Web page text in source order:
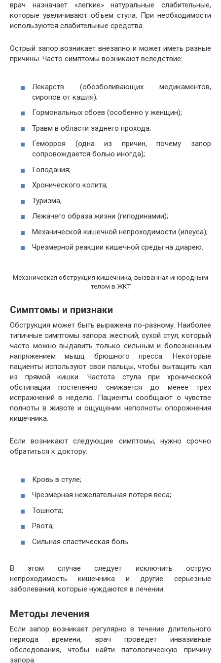
врач назначает «легкие» натуральные слабительные,
которые увеличивают объем стула. При необходимости
используются слабительные средства.
Острый запор возникает внезапно и может иметь разные
причины. Часто симптомы возникают вследствие:
Лекарств (обезболивающих медикаментов,
сиропов от кашля);
Гормональных сбоев (особенно у женщин);
Травм в области заднего прохода;
Геморроя (одна из причин, почему запор
сопровождается болью иногда);
Голодания;
Хронического колита;
Туризма;
Лежачего образа жизни (гиподинамии);
Механической кишечной непроходимости (илеуса);
Чрезмерной реакции кишечной среды на диарею.
Механическая обструкция кишечника, вызванная инородным
телом в ЖКТ
Симптомы и признаки
Обструкция может быть выражена по-разному. Наиболее
типичные симптомы запора: жесткий, сухой стул, который
часто можно выдавить только сильным и болезненным
напряжением мышц брюшного пресса. Некоторые
пациенты используют свои пальцы, чтобы вытащить кал
из прямой кишки. Частота стула при хронической
обстипации постепенно снижается до менее трех
испражнений в неделю. Пациенты сообщают о чувстве
полноты в животе и ощущении неполноты опорожнения
кишечника.
Если возникают следующие симптомы, нужно срочно
обратиться к доктору:
Кровь в стуле;
Чрезмерная нежелательная потеря веса;
Тошнота;
Рвота;
Сильная спастическая боль.
В этом случае следует исключить острую
непроходимость кишечника и другие серьезные
заболевания, которые нуждаются в лечении.
Методы лечения
Если запор возникает регулярно в течение длительного
периода времени, врач проведет инвазивные
обследования, чтобы найти патологическую причину
запора.